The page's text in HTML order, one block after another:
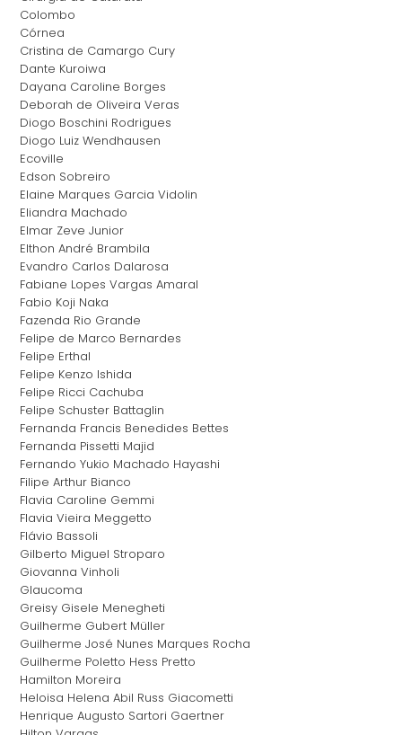
Colombo
Córnea
Cristina de Camargo Cury
Dante Kuroiwa
Dayana Caroline Borges
Deborah de Oliveira Veras
Diogo Boschini Rodrigues
Diogo Luiz Wendhausen
Ecoville
Edson Sobreiro
Elaine Marques Garcia Vidolin
Eliandra Machado
Elmar Zeve Junior
Elthon André Brambila
Evandro Carlos Dalarosa
Fabiane Lopes Vargas Amaral
Fabio Koji Naka
Fazenda Rio Grande
Felipe de Marco Bernardes
Felipe Erthal
Felipe Kenzo Ishida
Felipe Ricci Cachuba
Felipe Schuster Battaglin
Fernanda Francis Benedides Bettes
Fernanda Pissetti Majid
Fernando Yukio Machado Hayashi
Filipe Arthur Bianco
Flavia Caroline Gemmi
Flavia Vieira Meggetto
Flávio Bassoli
Gilberto Miguel Stroparo
Giovanna Vinholi
Glaucoma
Greisy Gisele Menegheti
Guilherme Gubert Müller
Guilherme José Nunes Marques Rocha
Guilherme Poletto Hess Pretto
Hamilton Moreira
Heloisa Helena Abil Russ Giacometti
Henrique Augusto Sartori Gaertner